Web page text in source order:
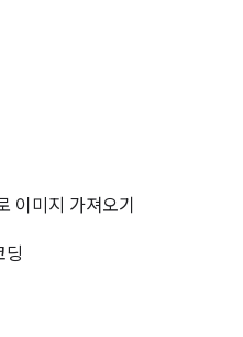
이미지 가져오기
딩